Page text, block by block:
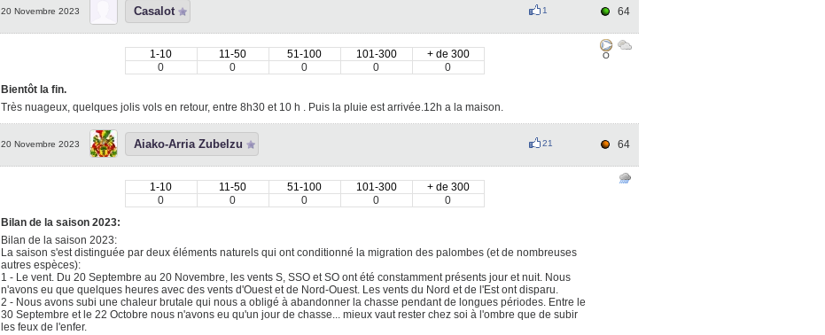
20 Novembre 2023 Casalot 1 64
1-10 11-50 51-100 101-300
+ de 300
0
0 0 0
0
Bientôt la fin.
Très nuageux, quelques jolis vols en retour, entre 8h30 et 10 h . Puis la pluie est arrivée.12h a la maison.
O
20 Novembre 2023 Aiako-Arria Zubelzu 21 64
1-10 11-50 51-100 101-300
+ de 300
0
0 0 0
0
Bilan de la saison 2023:
Bilan de la saison 2023:
La saison s'est distinguée par deux éléments naturels qui ont conditionné la migration des palombes (et de nombreuses
autres espèces):
1 - Le vent. Du 20 Septembre au 20 Novembre, les vents S, SSO et SO ont été constamment présents jour et nuit. Nous
n'avons eu que quelques heures avec des vents d'Ouest et de Nord-Ouest. Les vents du Nord et de l'Est ont disparu.
2 - Nous avons subi une chaleur brutale qui nous a obligé à abandonner la chasse pendant de longues périodes. Entre le
30 Septembre et le 22 Octobre nous n'avons eu qu'un jour de chasse... mieux vaut rester chez soi à l'ombre que de subir
les feux de l'enfer.